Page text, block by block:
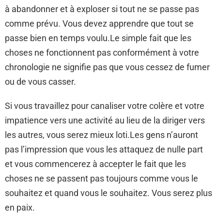
à abandonner et à exploser si tout ne se passe pas
comme prévu. Vous devez apprendre que tout se
passe bien en temps voulu.Le simple fait que les
choses ne fonctionnent pas conformément à votre
chronologie ne signifie pas que vous cessez de fumer
ou de vous casser.
Si vous travaillez pour canaliser votre colère et votre
impatience vers une activité au lieu de la diriger vers
les autres, vous serez mieux loti.Les gens n’auront
pas l’impression que vous les attaquez de nulle part
et vous commencerez à accepter le fait que les
choses ne se passent pas toujours comme vous le
souhaitez et quand vous le souhaitez. Vous serez plus
en paix.